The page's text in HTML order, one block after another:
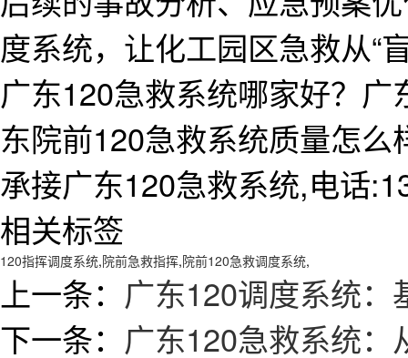
度系统，让化工园区急救从“
广东120急救系统哪家好？
东院前120急救系统质量怎
承接广东120急救系统,电话
相关标签
120指挥调度系统,院前急救指挥,院前120急救调度系统,
上一条： 广东120调度系统：
下一条： 广东120急救系统：